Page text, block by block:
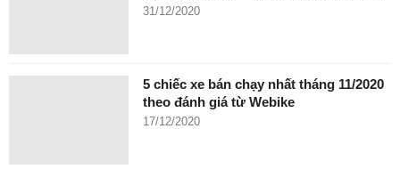
31/12/2020
5 chiếc xe bán chạy nhất tháng 11/2020
theo đánh giá từ Webike
17/12/2020